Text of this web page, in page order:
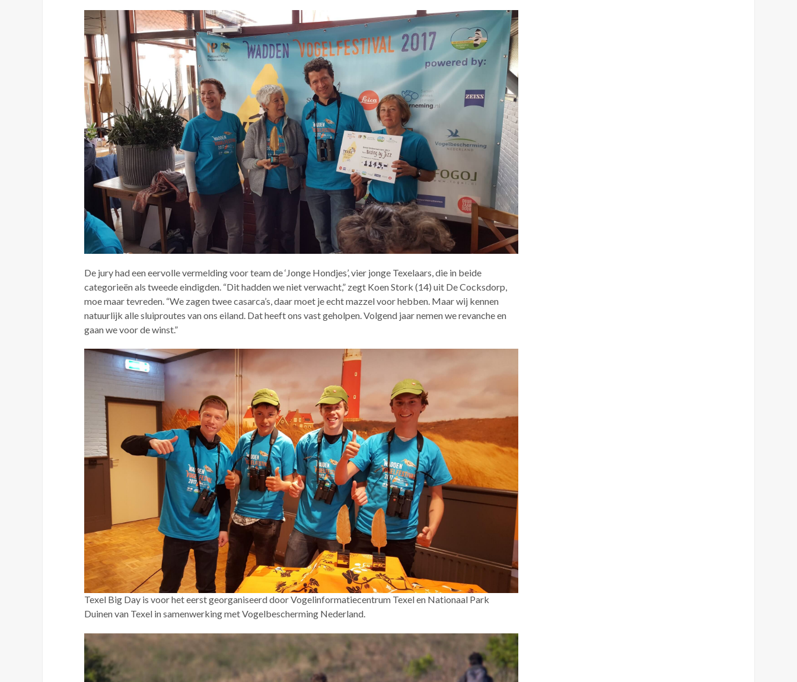
De jury had een eervolle vermelding voor team de ‘Jonge Hondjes’, vier jonge Texelaars, die in beide
categorieën als tweede eindigden. “Dit hadden we niet verwacht,” zegt Koen Stork (14) uit De Cocksdorp,
moe maar tevreden. “We zagen twee casarca’s, daar moet je echt mazzel voor hebben. Maar wij kennen
natuurlijk alle sluiproutes van ons eiland. Dat heeft ons vast geholpen. Volgend jaar nemen we revanche en
gaan we voor de winst.”
Texel Big Day is voor het eerst georganiseerd door Vogelinformatiecentrum Texel en Nationaal Park
Duinen van Texel in samenwerking met Vogelbescherming Nederland.